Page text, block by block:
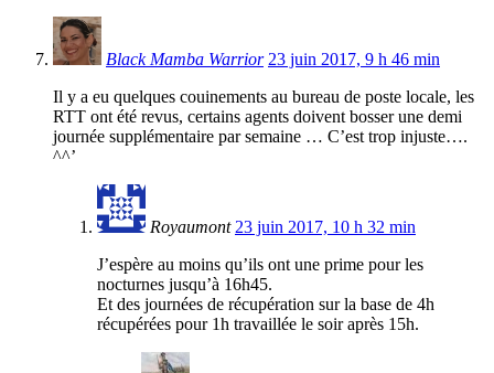
Black Mamba Warrior 23 juin 2017, 9 h 46 min
Il y a eu quelques couinements au bureau de poste locale, les
RTT ont été revus, certains agents doivent bosser une demi
journée supplémentaire par semaine … C’est trop injuste….
^^’
Royaumont 23 juin 2017, 10 h 32 min
J’espère au moins qu’ils ont une prime pour les
nocturnes jusqu’à 16h45.
Et des journées de récupération sur la base de 4h
récupérées pour 1h travaillée le soir après 15h.